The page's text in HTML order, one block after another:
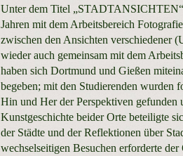
Unter dem Titel
Jahren mit dem Arbeitsbereich
zwischen den Ansichten verschiedener
wieder auch gemeinsam mit dem
haben sich Dortmund und Gießen
begeben; mit den Studierenden wurden
Hin und Her der Perspektiven gefunden
Kunstgeschichte beider Orte beteiligte
der Städte und der Reflektionen über
wechselseitigen Besuchen erforderte